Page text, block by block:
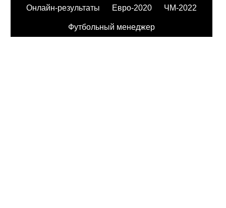
Онлайн-результаты Евро-2020 ЧМ-2022
Футбольный менеджер